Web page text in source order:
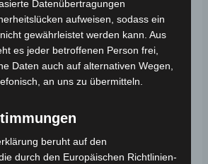
Datenübertragungen
aufweisen, sodass ein
gewährleistet werden kann. Aus
es jeder betroffenen Person frei,
Daten auch auf alternativen Wegen,
an uns zu übermitteln.
beruht auf den
durch den Europäischen Richtlinien-